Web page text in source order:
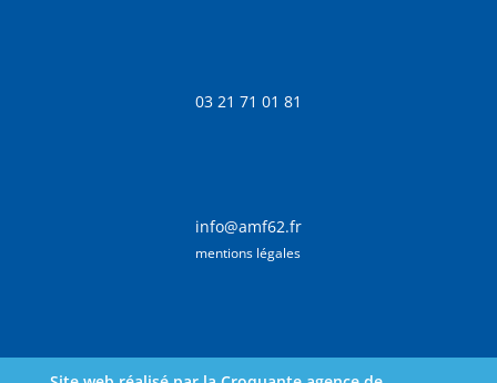
03 21 71 01 81
info@amf62.fr
mentions légales